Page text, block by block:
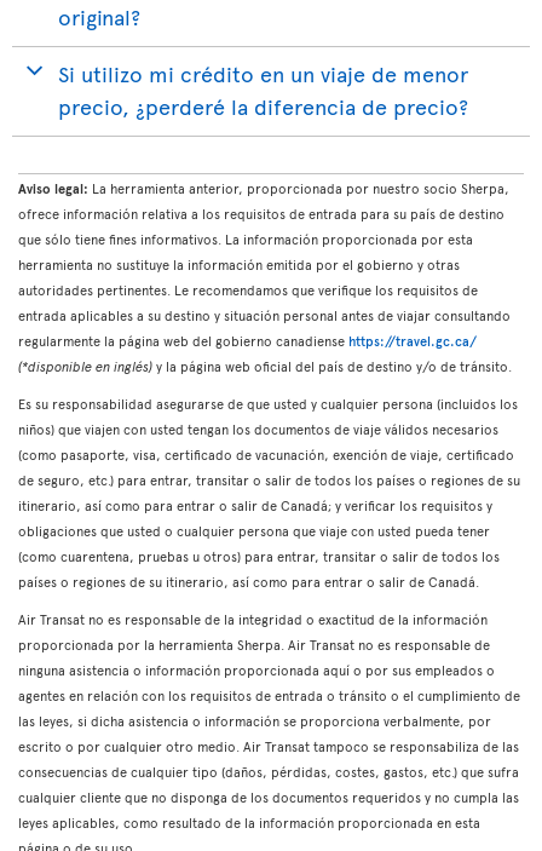
original?
Si utilizo mi crédito en un viaje de menor
precio, ¿perderé la diferencia de precio?
Aviso legal: La herramienta anterior, proporcionada por nuestro socio Sherpa,
ofrece información relativa a los requisitos de entrada para su país de destino
que sólo tiene fines informativos. La información proporcionada por esta
herramienta no sustituye la información emitida por el gobierno y otras
autoridades pertinentes. Le recomendamos que verifique los requisitos de
entrada aplicables a su destino y situación personal antes de viajar consultando
regularmente la página web del gobierno canadiense https://travel.gc.ca/
(*disponible en inglés) y la página web oficial del país de destino y/o de tránsito.
Es su responsabilidad asegurarse de que usted y cualquier persona (incluidos los
niños) que viajen con usted tengan los documentos de viaje válidos necesarios
(como pasaporte, visa, certificado de vacunación, exención de viaje, certificado
de seguro, etc.) para entrar, transitar o salir de todos los países o regiones de su
itinerario, así como para entrar o salir de Canadá; y verificar los requisitos y
obligaciones que usted o cualquier persona que viaje con usted pueda tener
(como cuarentena, pruebas u otros) para entrar, transitar o salir de todos los
países o regiones de su itinerario, así como para entrar o salir de Canadá.
Air Transat no es responsable de la integridad o exactitud de la información
proporcionada por la herramienta Sherpa. Air Transat no es responsable de
ninguna asistencia o información proporcionada aquí o por sus empleados o
agentes en relación con los requisitos de entrada o tránsito o el cumplimiento de
las leyes, si dicha asistencia o información se proporciona verbalmente, por
escrito o por cualquier otro medio. Air Transat tampoco se responsabiliza de las
consecuencias de cualquier tipo (daños, pérdidas, costes, gastos, etc.) que sufra
cualquier cliente que no disponga de los documentos requeridos y no cumpla las
leyes aplicables, como resultado de la información proporcionada en esta